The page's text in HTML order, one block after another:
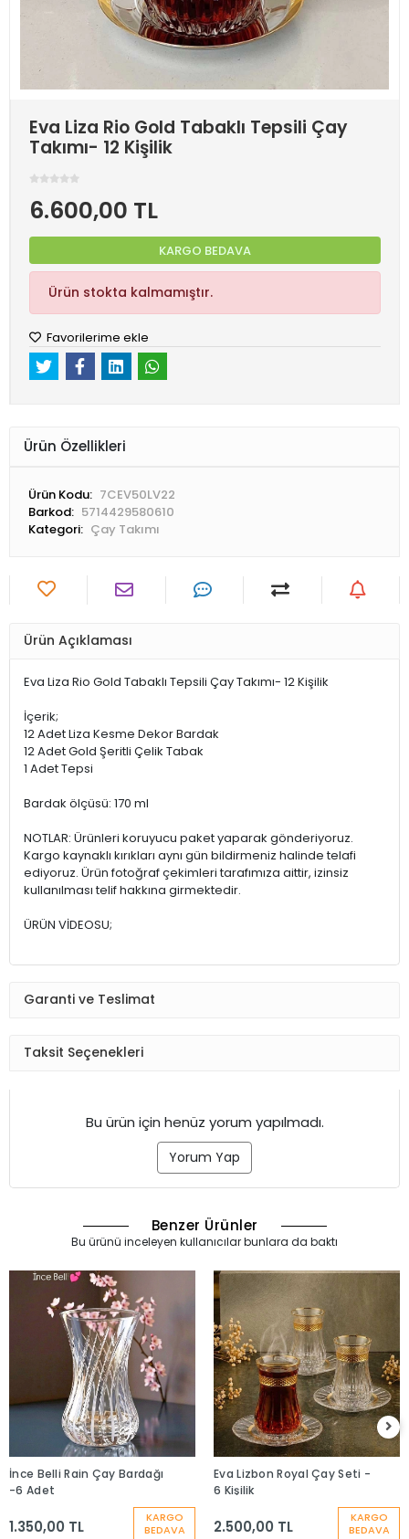
Eva Liza Rio Gold Tabaklı Tepsili Çay
Takımı- 12 Kişilik
6.600,00 TL
KARGO BEDAVA
Ürün stokta kalmamıştır.
Favorilerime ekle
Ürün Özellikleri
Ürün Kodu: 7CEV50LV22
Barkod: 5714429580610
Kategori: Çay Takımı
Ürün Açıklaması
Eva Liza Rio Gold Tabaklı Tepsili Çay Takımı- 12 Kişilik
İçerik;
12 Adet Liza Kesme Dekor Bardak
12 Adet Gold Şeritli Çelik Tabak
1 Adet Tepsi
Bardak ölçüsü: 170 ml
NOTLAR: Ürünleri koruyucu paket yaparak gönderiyoruz.
Kargo kaynaklı kırıkları aynı gün bildirmeniz halinde telafi
ediyoruz. Ürün fotoğraf çekimleri tarafımıza aittir, izinsiz
kullanılması telif hakkına girmektedir.
ÜRÜN VİDEOSU;
Garanti ve Teslimat
Taksit Seçenekleri
Bu ürün için henüz yorum yapılmadı.
Yorum Yap
Benzer Ürünler
Bu ürünü inceleyen kullanıcılar bunlara da baktı
KARGO
BEDAVA
İnce Belli Rain Çay Bardağı
-6 Adet
1.350,00 TL
KARGO
BEDAVA
Eva Lizbon Royal Çay Seti -
6 Kişilik
2.500,00 TL